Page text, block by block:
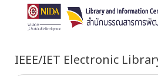
IEEE/IET Electronic